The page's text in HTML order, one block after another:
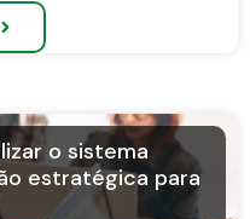
o sistema
estratégica para